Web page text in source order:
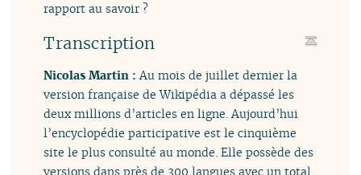
rapport au savoir ?
Transcription
Nicolas Martin :Au mois de juillet dernier la
version française de Wikipédia a dépassé les
deux millions d’articles en ligne. Aujourd’hui
l’encyclopédie participative est le cinquième
site le plus consulté au monde. Elle possède des
versions dans près de 300 langues avec un total